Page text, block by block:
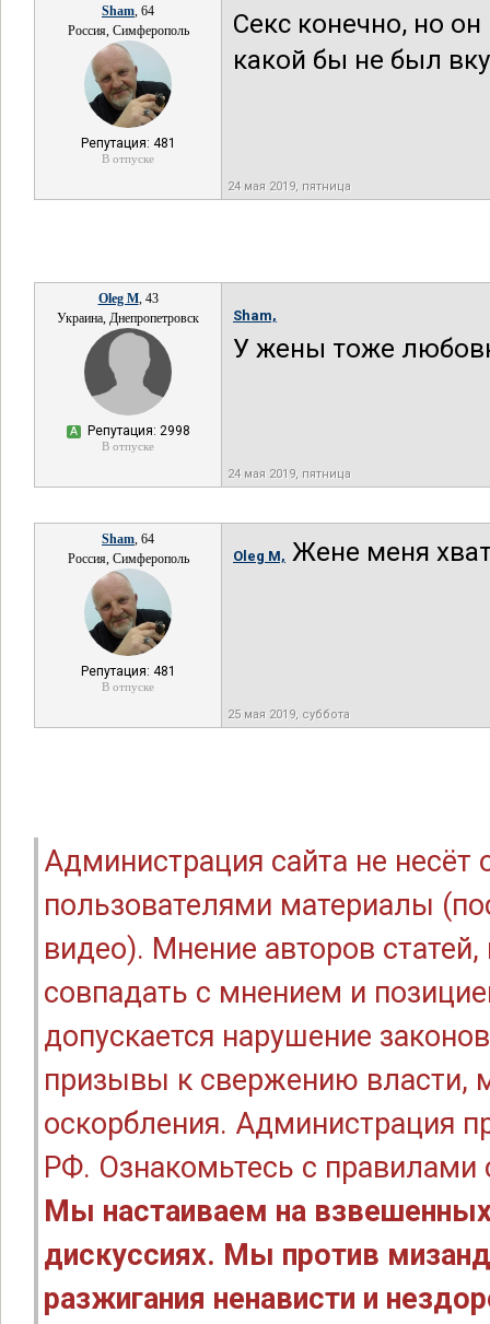
Sham, 64
Россия, Симферополь
Репутация: 481
В отпуске
Секс конечно, но
какой бы не был
24 мая 2019, пятница
Oleg M, 43
Украина, Днепропетровск
А Репутация: 2998
В отпуске
Sham,
У жены тоже
24 мая 2019, пятница
Sham, 64
Россия, Симферополь
Репутация: 481
В отпуске
Oleg M, Жене меня
25 мая 2019, суббота
Администрация сайта не
пользователями материалы
видео). Мнение авторов
совпадать с мнением и
допускается нарушение
призывы к свержению власти,
оскорбления. Администрация
РФ. Ознакомьтесь с правилами
Мы настаиваем на
дискуссиях. Мы против
разжигания ненависти и